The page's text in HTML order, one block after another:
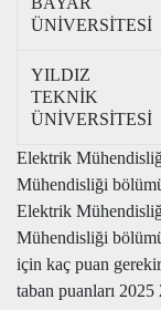
ÜNİVERSİTESİ
YILDIZ
TEKNİK
ÜNİVERSİTESİ
Elektrik
Mühendisliği bölümü
Elektrik
Mühendisliği
için kaç puan
taban puanları